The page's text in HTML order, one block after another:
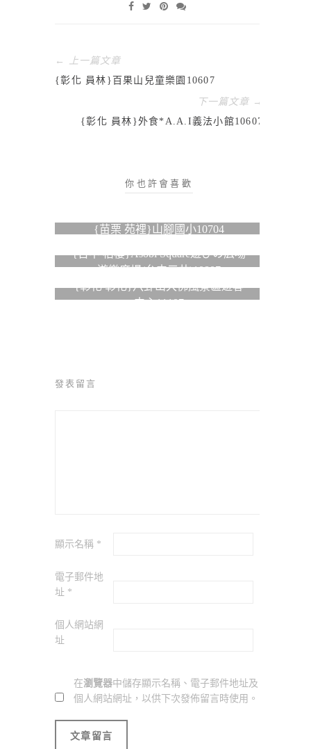
← 上一篇文章
{彰化 員林}百果山兒童樂園10607
下一篇文章 →
{彰化 員林}外食*A.A.I義法小館10607
你也許會喜歡
{苗栗 苑裡}山腳國小10704
{台中 梧棲}Asobi Square遊びの広場
遊樂廣場(台中三井)10807
{彰化 彰化}八卦山大佛風景區遊客
中心11107
發表留言
顯示名稱 *
電子郵件地
址 *
個人網站網
址
在瀏覽器中儲存顯示名稱、電子郵件地址及
個人網站網址，以供下次發佈留言時使用。